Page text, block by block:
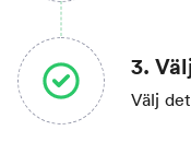
3.
Välj